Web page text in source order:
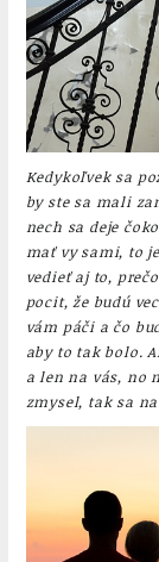
Kedykoľvek sa
by ste sa mali
nech sa deje
mať vy sami, to
vedieť aj to,
pocit, že budú
vám páči a čo
aby to tak bolo.
a len na vás, no
zmysel, tak sa